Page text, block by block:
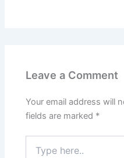
Leave a Comment
Your email address will
fields are marked *
here..